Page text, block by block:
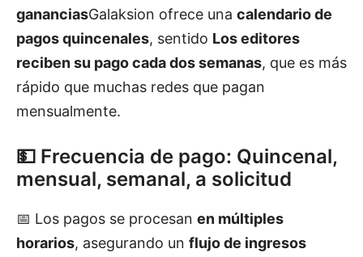
gananciasGalaksion ofrece una calendario de
pagos quincenales, sentido Los editores
reciben su pago cada dos semanas, que es más
rápido que muchas redes que pagan
mensualmente.
💵 Frecuencia de pago: Quincenal,
mensual, semanal, a solicitud
📅 Los pagos se procesan en múltiples
horarios, asegurando un flujo de ingresos